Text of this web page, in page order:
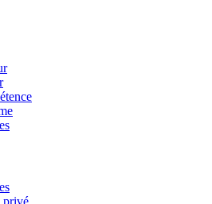
privé